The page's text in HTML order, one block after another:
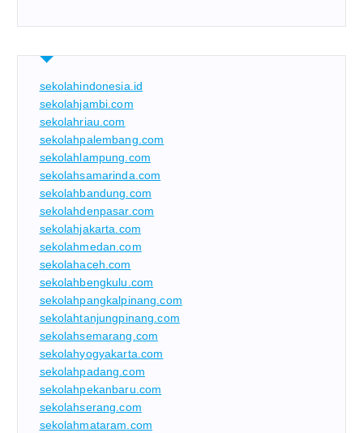
sekolahindonesia.id
sekolahjambi.com
sekolahriau.com
sekolahpalembang.com
sekolahlampung.com
sekolahsamarinda.com
sekolahbandung.com
sekolahdenpasar.com
sekolahjakarta.com
sekolahmedan.com
sekolahaceh.com
sekolahbengkulu.com
sekolahpangkalpinang.com
sekolahtanjungpinang.com
sekolahsemarang.com
sekolahyogyakarta.com
sekolahpadang.com
sekolahpekanbaru.com
sekolahserang.com
sekolahmataram.com